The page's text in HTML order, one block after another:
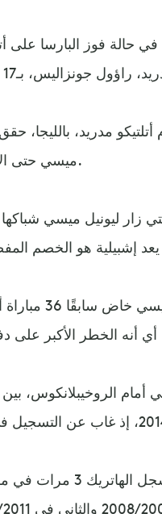
في حالة فوز البارسا على
ميسي حتى الآن 21 مباراة، فاز فيها 16 مرة.
التي زار ليونيل ميسي
وأفادت
بينما استطاع البرغوث